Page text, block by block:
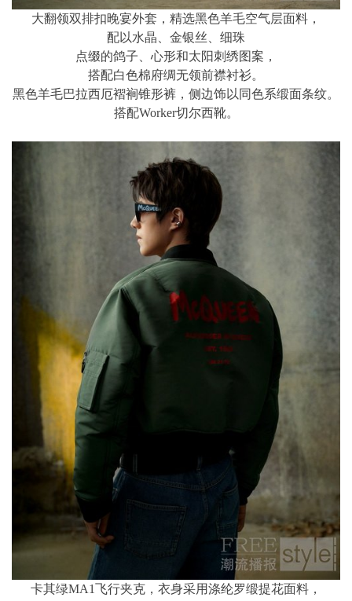
大翻领双排扣晚宴外套，精选黑色羊毛空气层面料，
配以水晶、金银丝、细珠
点缀的鸽子、心形和太阳刺绣图案，
搭配白色棉府绸无领前襟衬衫。
黑色羊毛巴拉西厄褶裥锥形裤，侧边饰以同色系缎面条纹。
搭配Worker切尔西靴。
卡其绿MA1飞行夹克，衣身采用涤纶罗缎提花面料，